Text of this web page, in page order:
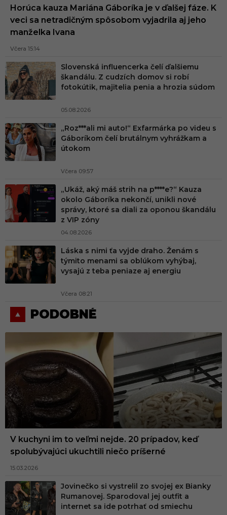
Horúca kauza Mariána Gáboríka je v ďalšej fáze. K
veci sa netradičným spôsobom vyjadrila aj jeho
manželka Ivana
Včera 15:14
Slovenská influencerka čelí ďalšiemu
škandálu. Z cudzích domov si robí
fotokútik, majitelia penia a hrozia súdom
05.08.2026
„Roz***ali mi auto!“ Exfarmárka po videu s
Gáboríkom čelí brutálnym vyhrážkam a
útokom
Včera 09:57
„Ukáž, aký máš strih na p****e?“ Kauza
okolo Gáboríka nekončí, unikli nové
správy, ktoré sa diali za oponou škandálu
z VIP zóny
04.08.2026
Láska s nimi ťa vyjde draho. Ženám s
týmito menami sa oblúkom vyhýbaj,
vysajú z teba peniaze aj energiu
Včera 08:21
PODOBNÉ
V kuchyni im to veľmi nejde. 20 prípadov, keď
spolubývajúci ukuchtili niečo príšerné
15.03.2026
Jovinečko si vystrelil zo svojej ex Bianky
Rumanovej. Sparodoval jej outfit a
internet sa ide potrhať od smiechu